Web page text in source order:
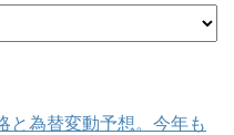
と為替変動予想。今年も